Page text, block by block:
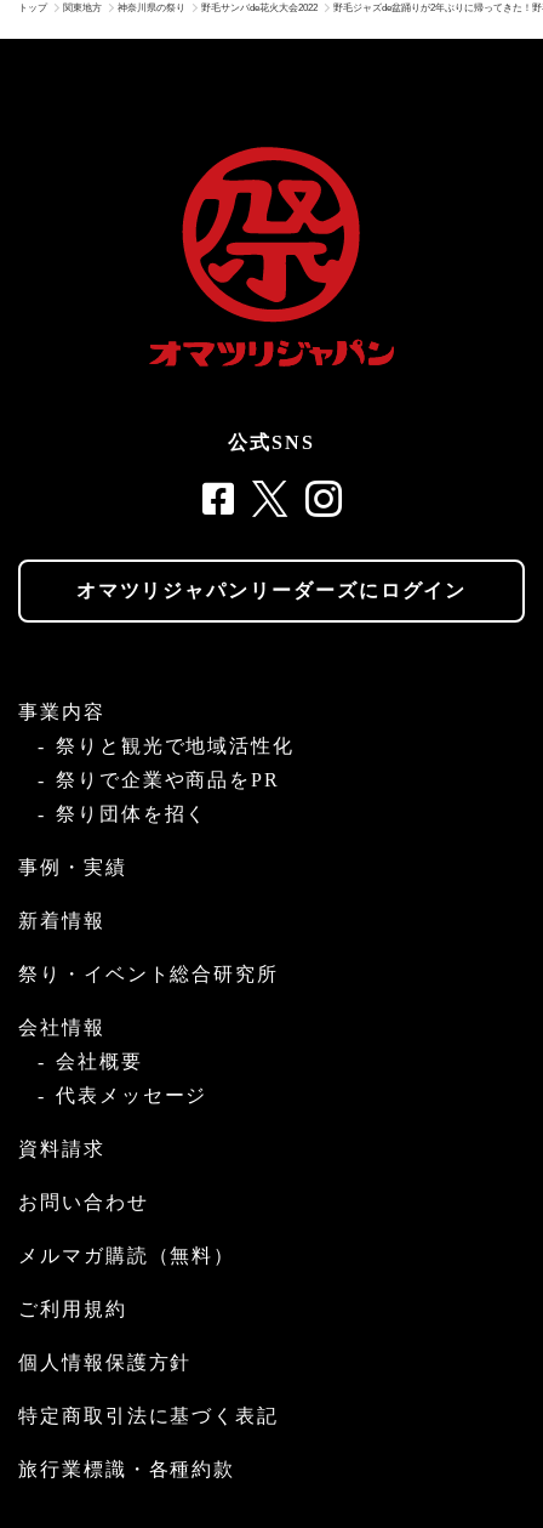
トップ 関東地方 神奈川県の祭り 野毛サンバde花火大会2022 野毛ジャズde盆踊りが2年ぶりに帰ってきた！
公式SNS
オマツリジャパンリーダーズにログイン
事業内容
祭りと観光で地域活性化
祭りで企業や商品をPR
祭り団体を招く
事例・実績
新着情報
祭り・イベント総合研究所
会社情報
会社概要
代表メッセージ
資料請求
お問い合わせ
メルマガ購読（無料）
ご利用規約
個人情報保護方針
特定商取引法に基づく表記
旅行業標識・各種約款